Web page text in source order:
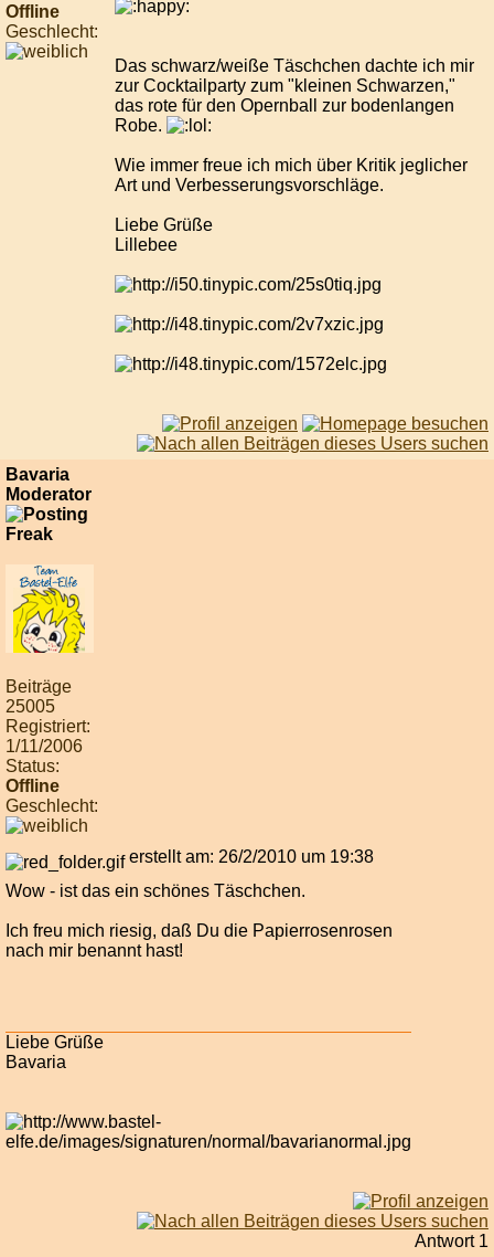
Offline
Geschlecht:
Das schwarz/weiße Täschchen dachte ich mir
zur Cocktailparty zum "kleinen Schwarzen,"
das rote für den Opernball zur bodenlangen
Robe.
Wie immer freue ich mich über Kritik jeglicher
Art und Verbesserungsvorschläge.
Liebe Grüße
Lillebee
Bavaria
Moderator
Beiträge
25005
Registriert:
1/11/2006
Status:
Offline
Geschlecht:
erstellt am: 26/2/2010 um 19:38
Wow - ist das ein schönes Täschchen.
Ich freu mich riesig, daß Du die Papierrosenrosen
nach mir benannt hast!
Liebe Grüße
Bavaria
Antwort 1